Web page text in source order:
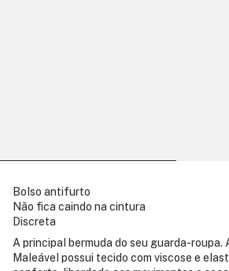
Bolso antifurto
Não fica caindo na cintura
Discreta
A principal bermuda do seu guarda-roupa.
Maleável possui tecido com viscose e